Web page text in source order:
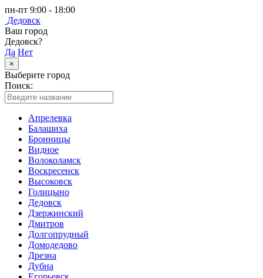
пн-пт 9:00 - 18:00
Дедовск
Ваш город
Дедовск?
Да Нет
×
Выберите город
Поиск:
Апрелевка
Балашиха
Бронницы
Видное
Волоколамск
Воскресенск
Высоковск
Голицыно
Дедовск
Дзержинский
Дмитров
Долгопрудный
Домодедово
Дрезна
Дубна